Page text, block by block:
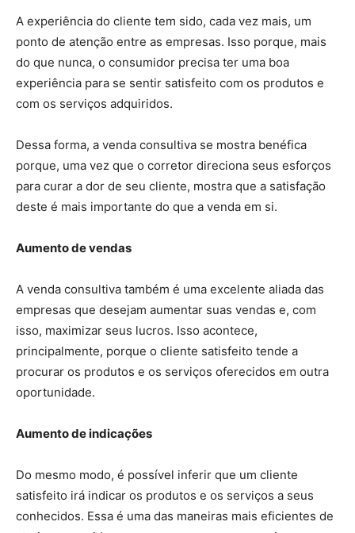
A experiência do cliente tem sido, cada vez mais, um
ponto de atenção entre as empresas. Isso porque, mais
do que nunca, o consumidor precisa ter uma boa
experiência para se sentir satisfeito com os produtos e
com os serviços adquiridos.
Dessa forma, a venda consultiva se mostra benéfica
porque, uma vez que o corretor direciona seus esforços
para curar a dor de seu cliente, mostra que a satisfação
deste é mais importante do que a venda em si.
Aumento de vendas
A venda consultiva também é uma excelente aliada das
empresas que desejam aumentar suas vendas e, com
isso, maximizar seus lucros. Isso acontece,
principalmente, porque o cliente satisfeito tende a
procurar os produtos e os serviços oferecidos em outra
oportunidade.
Aumento de indicações
Do mesmo modo, é possível inferir que um cliente
satisfeito irá indicar os produtos e os serviços a seus
conhecidos. Essa é uma das maneiras mais eficientes de